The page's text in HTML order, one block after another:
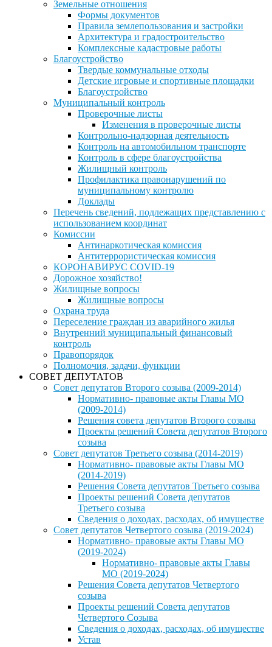
Земельные отношения
Формы документов
Правила землепользования и застройки
Архитектура и градостроительство
Комплексные кадастровые работы
Благоустройство
Твердые коммунальные отходы
Детские игровые и спортивные площадки
Благоустройство
Муниципальный контроль
Проверочные листы
Изменения в проверочные листы
Контрольно-надзорная деятельность
Контроль на автомобильном транспорте
Контроль в сфере благоустройства
Жилищный контроль
Профилактика правонарушений по
муниципальному контролю
Доклады
Перечень сведений, подлежащих представлению с
использованием координат
Комиссии
Антинаркотическая комиссия
Антитеррористическая комиссия
КОРОНАВИРУС COVID-19
Дорожное хозяйство!
Жилищные вопросы
Жилищные вопросы
Охрана труда
Переселение граждан из аварийного жилья
Внутренний муниципальный финансовый
контроль
Правопорядок
Полномочия, задачи, функции
СОВЕТ ДЕПУТАТОВ
Совет депутатов Второго созыва (2009-2014)
Нормативно- правовые акты Главы МО
(2009-2014)
Решения совета депутатов Второго созыва
Проекты решений Совета депутатов Второго
созыва
Совет депутатов Третьего созыва (2014-2019)
Нормативно- правовые акты Главы МО
(2014-2019)
Решения Совета депутатов Третьего созыва
Проекты решений Совета депутатов
Третьего созыва
Сведения о доходах, расходах, об имуществе
Совет депутатов Четвертого созыва (2019-2024)
Нормативно- правовые акты Главы МО
(2019-2024)
Нормативно- правовые акты Главы
МО (2019-2024)
Решения Совета депутатов Четвертого
созыва
Проекты решений Совета депутатов
Четвертого Созыва
Сведения о доходах, расходах, об имуществе
Устав